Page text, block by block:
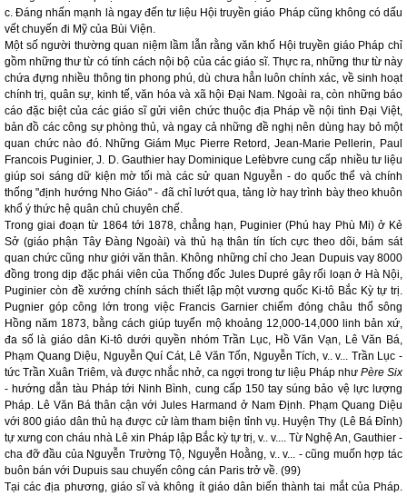
c. Đáng nhấn mạnh là ngay đến tư liệu Hội truyền giáo Pháp cũng không có dấu
vết chuyến đi Mỹ của Bùi Viện.
Một số người thường quan niệm lầm lẫn rằng văn khố Hội truyền giáo Pháp chỉ
gồm những thư từ có tính cách nội bộ của các giáo sĩ. Thực ra, những thư từ này
chứa đựng nhiều thông tin phong phú, dù chưa hẳn luôn chính xác, về sinh hoạt
chính trị, quân sự, kinh tế, văn hóa và xã hội Đại Nam. Ngoài ra, còn những báo
cáo đặc biệt của các giáo sĩ gửi viên chức thuộc địa Pháp về nội tình Đại Việt,
bản đồ các công sự phòng thủ, và ngay cả những đề nghị nên dùng hay bỏ một
quan chức nào đó. Những Giám Mục Pierre Retord, Jean-Marie Pellerin, Paul
Francois Puginier, J. D. Gauthier hay Dominique Lefèbvre cung cấp nhiều tư liệu
giúp soi sáng dữ kiện mờ tối mà các sử quan Nguyễn - do quốc thể và chính
thống "định hướng Nho Giáo" - đã chỉ lướt qua, tảng lờ hay trình bày theo khuôn
khổ ý thức hệ quân chủ chuyên chế.
Trong giai đoạn từ 1864 tới 1878, chẳng hạn, Puginier (Phú hay Phù Mi) ở Kẻ
Sở (giáo phận Tây Đàng Ngoài) và thủ hạ thân tín tích cực theo dõi, bám sát
quan chức cũng như giới văn thân. Không những chỉ cho Jean Dupuis vay 8000
đồng trong dịp đặc phái viên của Thống đốc Jules Dupré gây rối loạn ở Hà Nội,
Puginier còn đề xướng chính sách thiết lập một vương quốc Ki-tô Bắc Kỳ tự trị.
Pugnier góp công lớn trong việc Francis Garnier chiếm đóng châu thổ sông
Hồng năm 1873, bằng cách giúp tuyển mộ khoảng 12,000-14,000 linh bản xứ,
đa số là giáo dân Ki-tô dưới quyền nhóm Trần Lục, Hồ Văn Vạn, Lê Văn Bá,
Phạm Quang Diệu, Nguyễn Quí Cát, Lê Văn Tốn, Nguyễn Tích, v.. v... Trần Lục -
tức Trần Xuân Triêm, và được nhắc nhở, ca ngợi trong tư liệu Pháp như Père Six
- hướng dẫn tàu Pháp tới Ninh Bình, cung cấp 150 tay súng bảo vệ lực lượng
Pháp. Lê Văn Bá thân cận với Jules Harmand ở Nam Định. Phạm Quang Diệu
với 800 giáo dân thủ hạ được cử làm tham biện tỉnh vụ. Huyện Thy (Lê Bá Đỉnh)
tự xưng con cháu nhà Lê xin Pháp lập Bắc kỳ tự trị, v.. v.... Từ Nghệ An, Gauthier -
cha đỡ đầu của Nguyễn Trường Tộ, Nguyễn Hoằng, v.. v... - cũng muốn hợp tác
buôn bán với Dupuis sau chuyến công cán Paris trở về. (99)
Tại các địa phương, giáo sĩ và không ít giáo dân biến thành tai mắt của Pháp.